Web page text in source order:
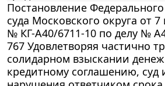
Постановление
суда Московского округа от
№ КГ-А40/6711-10 по делу №
767 Удовлетворяя частично
солидарном взыскании
кредитному соглашению, суд